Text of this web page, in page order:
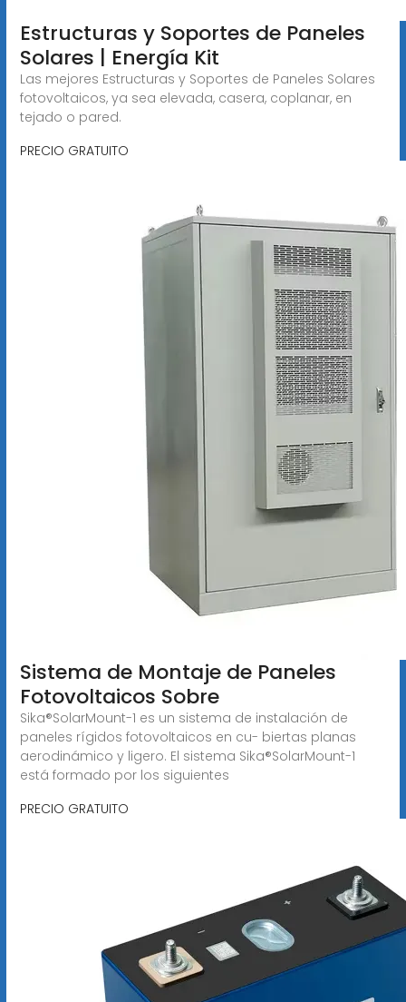
Estructuras y Soportes de Paneles
Solares | Energía Kit
Las mejores Estructuras y Soportes de Paneles Solares
fotovoltaicos, ya sea elevada, casera, coplanar, en
tejado o pared.
PRECIO GRATUITO
Sistema de Montaje de Paneles
Fotovoltaicos Sobre
Sika®SolarMount-1 es un sistema de instalación de
paneles rígidos fotovoltaicos en cu- biertas planas
aerodinámico y ligero. El sistema Sika®SolarMount-1
está formado por los siguientes
PRECIO GRATUITO